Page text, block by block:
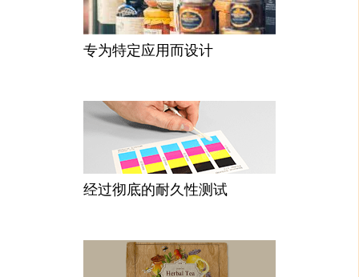
专为特定应用而设计
经过彻底的耐久性测试